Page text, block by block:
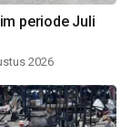
periode Juli
2026